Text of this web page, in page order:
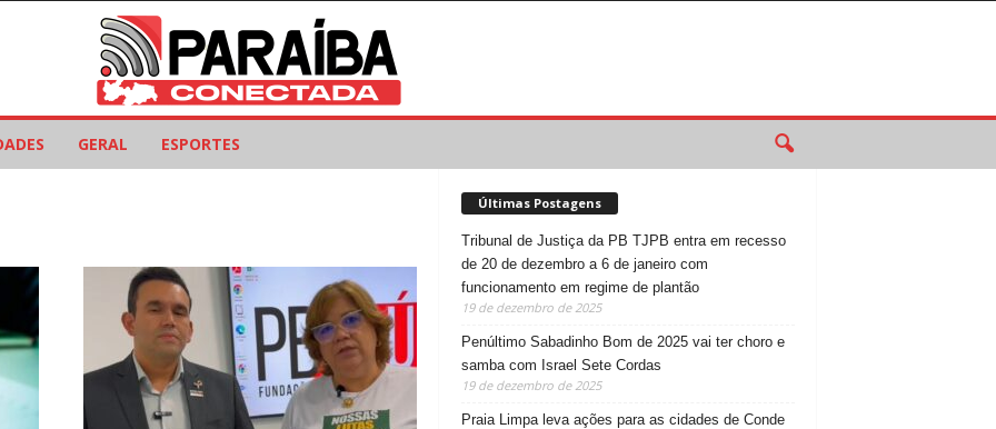
GERAL ESPORTES
Últimas Postagens
Tribunal de Justiça da PB TJPB entra em recesso
de 20 de dezembro a 6 de janeiro com
funcionamento em regime de plantão
19 de dezembro de 2025
Penúltimo Sabadinho Bom de 2025 vai ter choro e
samba com Israel Sete Cordas
19 de dezembro de 2025
Praia Limpa leva ações para as cidades de Conde